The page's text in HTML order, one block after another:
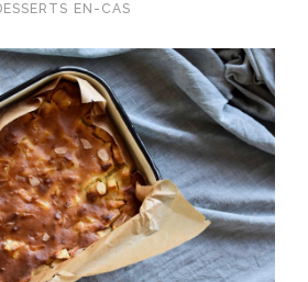
EN-CAS